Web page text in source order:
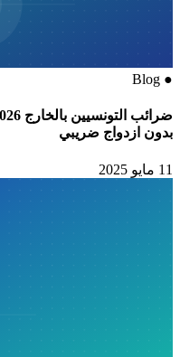
●
Blog
بدون ازدواج ضريبي
11 مايو 2025